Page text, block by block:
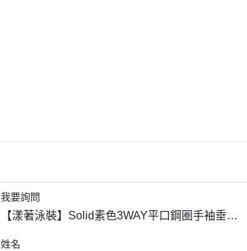
我要詢問
【漾著泳裝】Solid素色3WAY平口鋼圈手袖垂墜
姓名